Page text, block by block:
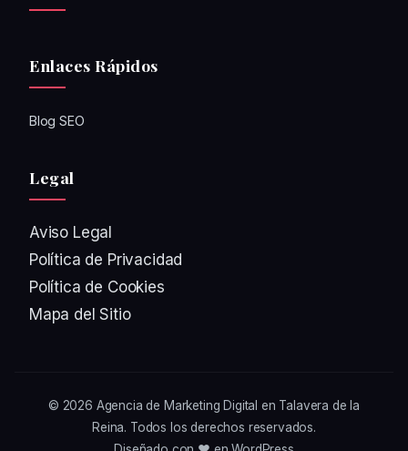
Enlaces Rápidos
Blog SEO
Legal
Aviso Legal
Política de Privacidad
Política de Cookies
Mapa del Sitio
© 2026 Agencia de Marketing Digital en Talavera de la
Reina. Todos los derechos reservados.